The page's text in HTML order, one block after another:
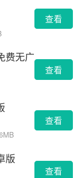
查看
费无广
查看
查看
版
查看